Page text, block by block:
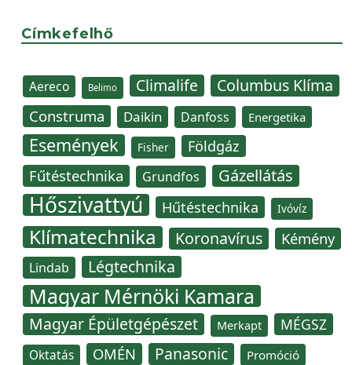
Címkefelhő
Aereco Belimo Climalife Columbus Klíma
Construma Daikin Danfoss Energetika
Események Fisher Földgáz
Fűtéstechnika Grundfos Gázellátás
Hőszivattyú Hűtéstechnika Ivóvíz
Klímatechnika Koronavírus Kémény
Lindab Légtechnika
Magyar Mérnöki Kamara
Magyar Épületgépészet Merkapt MÉGSZ
Oktatás OMÉN Panasonic Promóció